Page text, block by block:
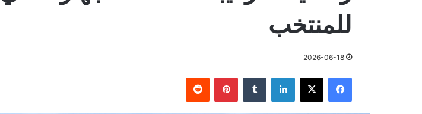
للمنتخب
2026-06-18
فيسبوك X لينكدإن بينتيريست